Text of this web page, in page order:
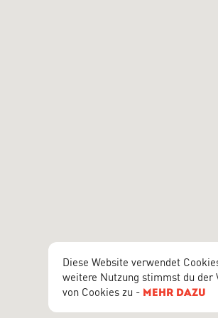
Diese Website verwendet
weitere Nutzung stimmst du der
von Cookies zu - mehr dazu